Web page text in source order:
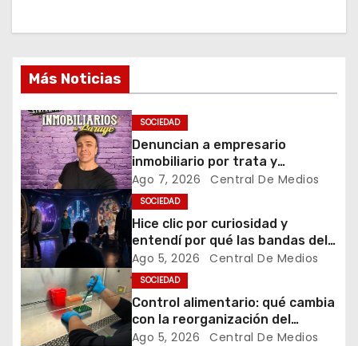
c
i
ó
n
d
e
e
n
t
r
Más Noticias
SOCIEDAD
Denuncian a empresario
inmobiliario por trata y
explotación sexual
Ago 7, 2026 Central De Medios
SOCIEDAD
Hice clic por curiosidad y
entendí por qué las bandas del
futuro ya no van a entrar solo
por los oídos
Ago 5, 2026 Central De Medios
SOCIEDAD
Control alimentario: qué cambia
con la reorganización del
sistema y por qué los
Ago 5, 2026 Central De Medios